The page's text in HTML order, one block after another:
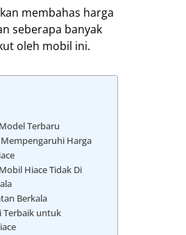
membahas harga
seberapa banyak
oleh mobil ini.
Terbaru
Harga
Hiace Tidak Di
Berkala
Terbaik untuk